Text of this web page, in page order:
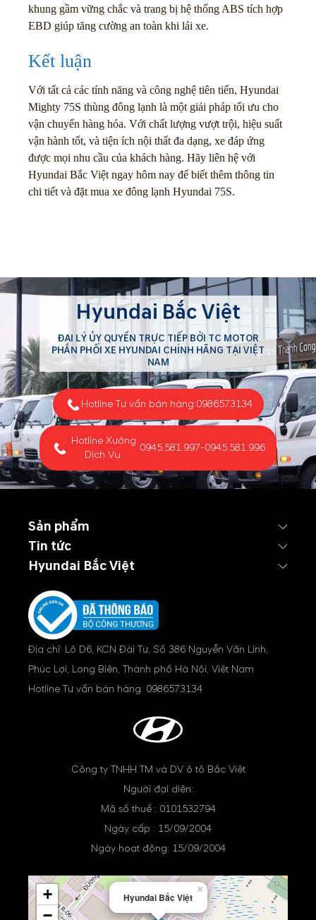
khung gầm vững chắc và trang bị hệ thống ABS tích hợp
EBD giúp tăng cường an toàn khi lái xe.
Kết luận
Với tất cả các tính năng và công nghệ tiên tiến, Hyundai
Mighty 75S thùng đông lạnh là một giải pháp tối ưu cho
vận chuyển hàng hóa. Với chất lượng vượt trội, hiệu suất
vận hành tốt, và tiện ích nội thất đa dạng, xe đáp ứng
được mọi nhu cầu của khách hàng. Hãy liên hệ với
Hyundai Bắc Việt ngay hôm nay để biết thêm thông tin
chi tiết và đặt mua xe đông lạnh Hyundai 75S.
Hyundai Bắc Việt
ĐẠI LÝ ỦY QUYỀN TRỰC TIẾP BỞI TC MOTOR
PHÂN PHỐI XE HYUNDAI CHÍNH HÃNG TẠI VIỆT
NAM
Hotline Tư vấn bán hàng:0986573134
Hotline Xưởng
Dịch Vụ:
0945.581.997-0945.581.996
Sản phẩm
Tin tức
Hyundai Bắc Việt
Địa chỉ: Lô D6, KCN Đài Tư, Số 386 Nguyễn Văn Linh,
Phúc Lợi, Long Biên, Thành phố Hà Nội, Việt Nam
Hotline Tư vấn bán hàng: 0986573134
Công ty TNHH TM và DV ô tô Bắc Việt
Người đại diện:
Mã số thuế : 0101532794
Ngày cấp : 15/09/2004
Ngày hoạt động: 15/09/2004
Hyundai Bắc Việt
×
+
−